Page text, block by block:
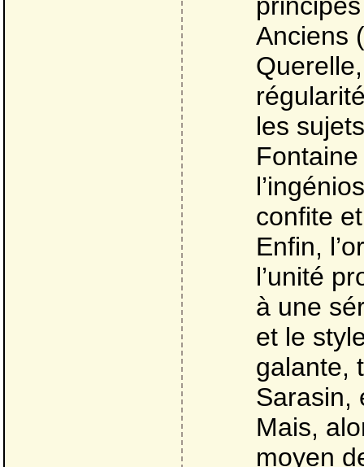
Anciens
les
confite
Enfin,
l’unité
à une
et le
galante,
Sarasin,
Mais,
moyen